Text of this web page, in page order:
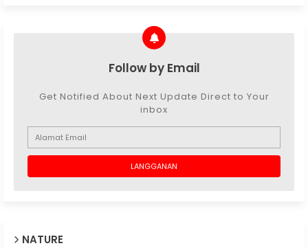
Follow by Email
Get Notified About Next Update Direct to Your
inbox
NATURE